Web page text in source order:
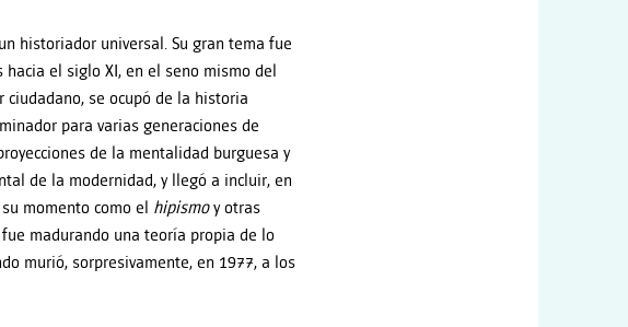
historiador universal. Su gran tema fue
el siglo XI, en el seno mismo del
se ocupó de la historia
para varias generaciones de
de la mentalidad burguesa y
de la modernidad, y llegó a incluir, en
momento como el hipismoy otras
madurando una teoría propia de lo
murió, sorpresivamente, en 1977, a los